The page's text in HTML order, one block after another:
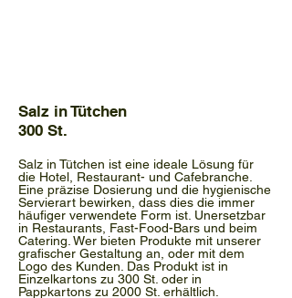
Salz in Tütchen
300 St.
Salz in Tütchen ist eine ideale Lösung für
die Hotel, Restaurant- und Cafebranche.
Eine präzise Dosierung und die hygienische
Servierart bewirken, dass dies die immer
häufiger verwendete Form ist. Unersetzbar
in Restaurants, Fast-Food-Bars und beim
Catering. Wer bieten Produkte mit unserer
grafischer Gestaltung an, oder mit dem
Logo des Kunden. Das Produkt ist in
Einzelkartons zu 300 St. oder in
Pappkartons zu 2000 St. erhältlich.